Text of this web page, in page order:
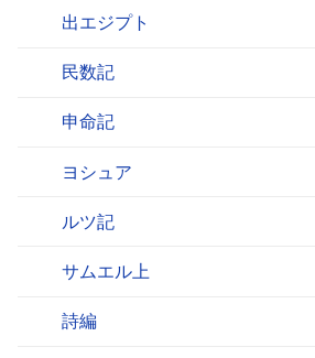
出エジプト
民数記
申命記
ヨシュア
ルツ記
サムエル上
詩編